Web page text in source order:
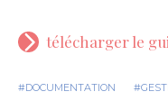
télécharger le
#DOCUMENTATION